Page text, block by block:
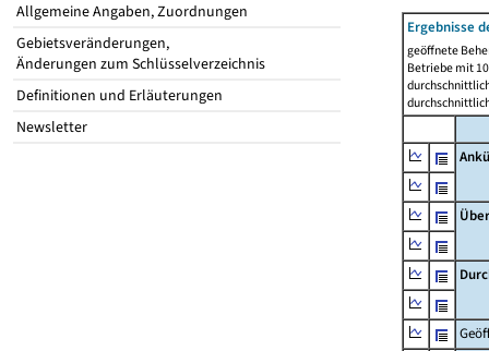
Allgemeine Angaben, Zuordnungen
Gebietsveränderungen,
Änderungen zum Schlüsselverzeichnis
Definitionen und Erläuterungen
Newsletter
Ergebnisse
geöffnete
Betriebe mit